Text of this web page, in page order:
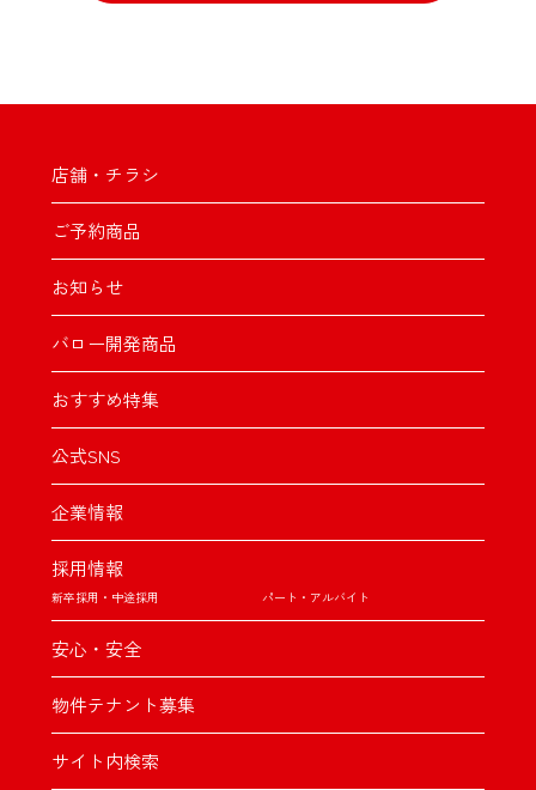
店舗・チラシ
ご予約商品
お知らせ
バロー開発商品
おすすめ特集
公式SNS
企業情報
採用情報
新卒採用・中途採用 パート・アルバイト
安心・安全
物件テナント募集
サイト内検索